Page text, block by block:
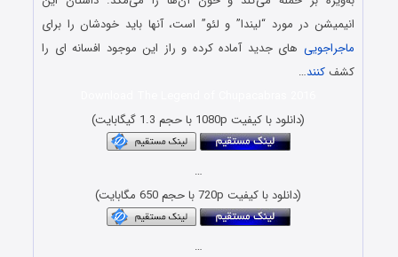
انیمیشن در مورد “لیندا” و لئو” است، آنها باید خودشان را برای
ماجراجویی های جدید آماده کرده و راز این موجود افسانه ای را
کشفکنند…
(دانلود با کیفیت 1080p با حجم 1.3 گیگابایت)
…
(دانلود با کیفیت 720p با حجم 650 مگابایت)
…